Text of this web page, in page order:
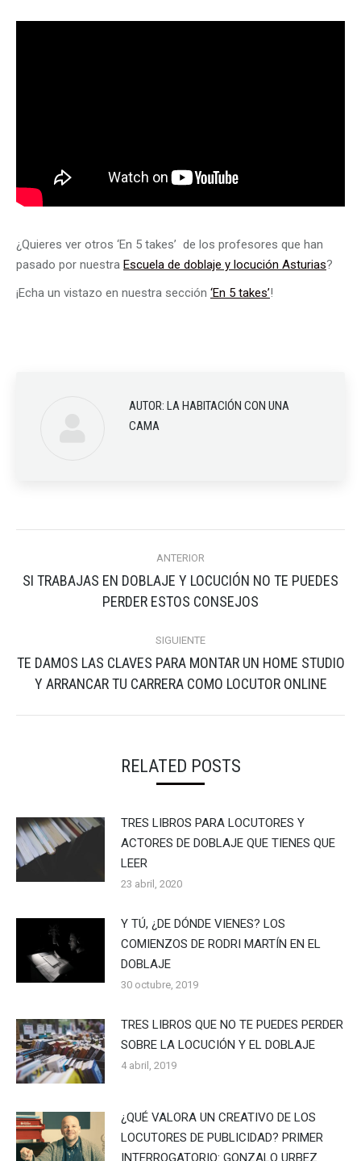
¿Quieres ver otros ‘En 5 takes’ de los profesores que han
pasado por nuestra Escuela de doblaje y locución Asturias?
¡Echa un vistazo en nuestra sección ‘En 5 takes’!
AUTOR: LA HABITACIÓN CON UNA
CAMA
PUBLICACIONES
ANTERIOR
Publicación
anterior:
SI TRABAJAS EN DOBLAJE Y LOCUCIÓN NO TE PUEDES
PERDER ESTOS CONSEJOS
SIGUIENTE
Publicación
siguiente:
TE DAMOS LAS CLAVES PARA MONTAR UN HOME STUDIO
Y ARRANCAR TU CARRERA COMO LOCUTOR ONLINE
RELATED POSTS
TRES LIBROS PARA LOCUTORES Y
ACTORES DE DOBLAJE QUE TIENES QUE
LEER
23 abril, 2020
Y TÚ, ¿DE DÓNDE VIENES? LOS
COMIENZOS DE RODRI MARTÍN EN EL
DOBLAJE
30 octubre, 2019
TRES LIBROS QUE NO TE PUEDES PERDER
SOBRE LA LOCUCIÓN Y EL DOBLAJE
4 abril, 2019
¿QUÉ VALORA UN CREATIVO DE LOS
LOCUTORES DE PUBLICIDAD? PRIMER
INTERROGATORIO: GONZALO URBEZ